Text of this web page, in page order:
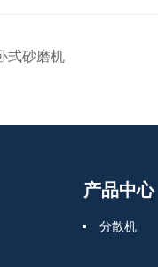
式砂磨机
产品中心
分散机